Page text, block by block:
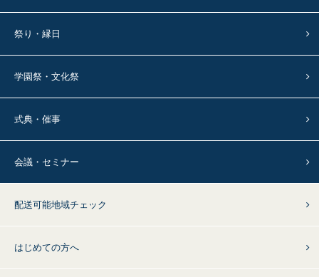
祭り・縁日
学園祭・文化祭
式典・催事
会議・セミナー
配送可能地域チェック
はじめての方へ